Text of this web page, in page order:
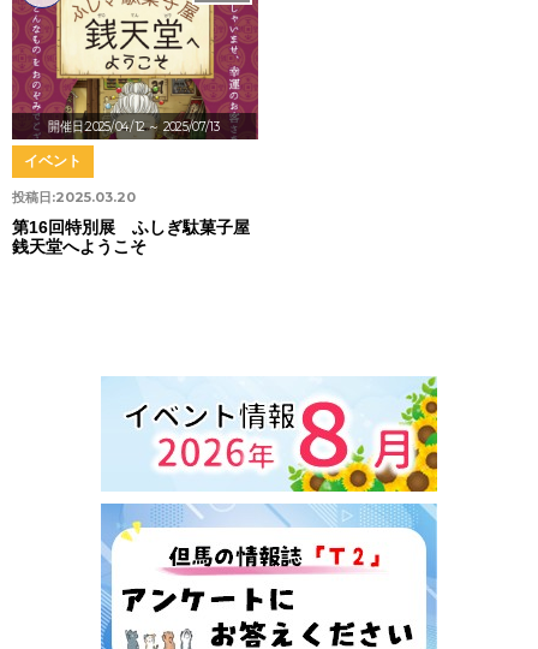
開催日:2025/04/12～ 2025/07/13
投稿日:2025.03.20
イベント
第16回特別展 ふしぎ駄菓子屋
銭天堂へようこそ